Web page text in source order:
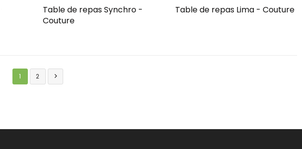
Table de repas Synchro -
Couture
Table de repas Lima - Couture
1 2 